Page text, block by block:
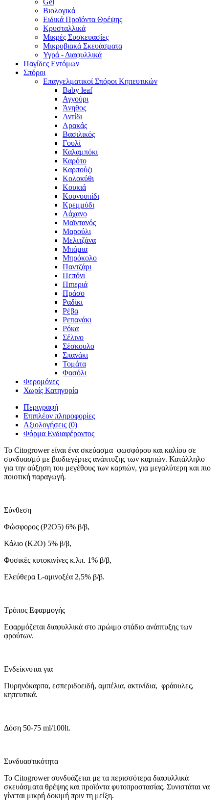
Βιολογικά
Ειδικά Προϊόντα Θρέψης
Κρυσταλλικά
Μικρές Συσκευασίες
Μικροβιακά Σκευάσματα
Υγρά - Διαφυλλικά
Παγίδες Εντόμων
Σπόροι
Επαγγελματικοί Σπόροι Κηπευτικών
Baby leaf
Αγγούρι
Άνηθος
Αντίδι
Αρακάς
Βασιλικός
Γουλί
Καλαμπόκι
Καρότο
Καρπούζι
Κολοκύθι
Κουκιά
Κουνουπίδι
Κρεμμύδι
Λάχανο
Μαϊντανός
Μαρούλι
Μελιτζάνα
Μπάμια
Μπρόκολο
Παντζάρι
Πεπόνι
Πιπεριά
Πράσο
Ραδίκι
Ρέβα
Ρεπανάκι
Ρόκα
Σέλινο
Σέσκουλο
Σπανάκι
Τομάτα
Φασόλι
Φερομόνες
Χωρίς Κατηγορία
Περιγραφή
Επιπλέον πληροφορίες
Αξιολογήσεις (0)
Φόρμα Ενδιαφέροντος
Το Citogrower είναι ένα σκεύασμα φωσφόρου και καλίου σε
συνδυασμό με βιοδιεγέρτες ανάπτυξης των καρπών. Κατάλληλο
για την αύξηση του μεγέθους των καρπών, για μεγαλύτερη και πιο
ποιοτική παραγωγή.
Σύνθεση
Φώσφορος (P2O5) 6% β/β,
Κάλιο (Κ2Ο) 5% β/β,
Φυσικές κυτοκινίνες κ.λπ. 1% β/β,
Ελεύθερα L-αμινοξέα 2,5% β/β.
Τρόπος Εφαρμογής
Εφαρμόζεται διαφυλλικά στο πρώιμο στάδιο ανάπτυξης των
φρούτων.
Ενδείκνυται για
Πυρηνόκαρπα, εσπεριδοειδή, αμπέλια, ακτινίδια, φράουλες,
κηπευτικά.
Δόση 50-75 ml/100lt.
Συνδυαστικότητα
Το Citogrower συνδυάζεται με τα περισσότερα διαφυλλικά
σκευάσματα θρέψης και προϊόντα φυτοπροστασίας. Συνιστάται να
γίνεται μικρή δοκιμή πριν τη μείξη.